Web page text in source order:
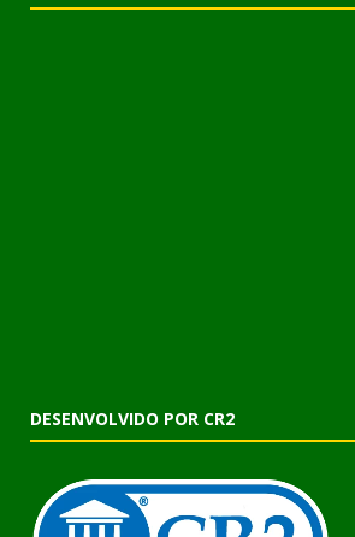
DESENVOLVIDO POR CR2